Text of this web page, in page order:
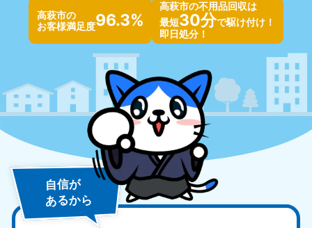
高萩市の
お客様満足度96.3%
高萩市の不用品回収は
最短30分で駆け付け！
即日処分！
自信が
あるから